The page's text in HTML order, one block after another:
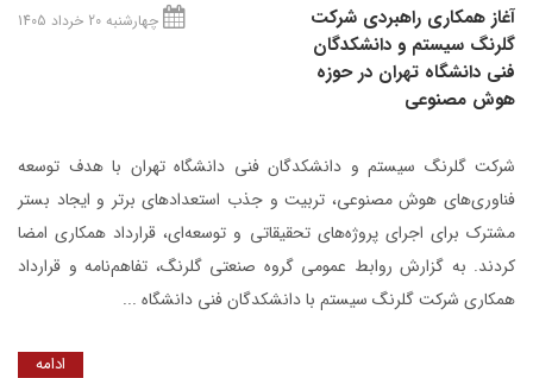
آغاز همکاری راهبردی شرکت
گلرنگ‌ سیستم و دانشکدگان
فنی دانشگاه تهران در حوزه
هوش مصنوعی
چهارشنبه 20 خرداد 1405
شرکت گلرنگ ‌سیستم و دانشکدگان فنی دانشگاه تهران با هدف توسعه
فناوری‌های هوش مصنوعی، تربیت و جذب استعدادهای برتر و ایجاد بستر
مشترک برای اجرای پروژه‌های تحقیقاتی و توسعه‌ای، قرارداد همکاری امضا
کردند. به گزارش روابط عمومی گروه صنعتی گلرنگ، تفاهم‌نامه و قرارداد
همکاری شرکت گلرنگ سیستم با دانشکدگان فنی دانشگاه ...
ادامه